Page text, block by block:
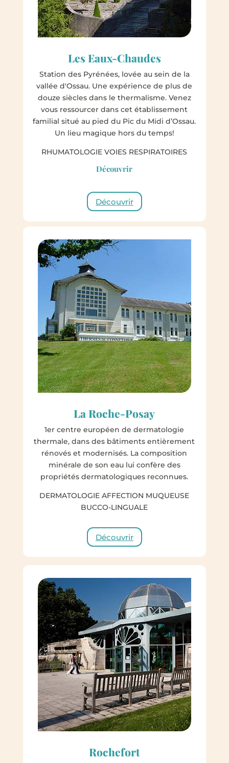
Les Eaux-Chaudes
Station des Pyrénées, lovée au sein de la
vallée d'Ossau. Une expérience de plus de
douze siècles dans le thermalisme. Venez
vous ressourcer dans cetétablissement
familial situé au pied du Pic du Midi d’Ossau.
Un lieu magique hors du temps!
RHUMATOLOGIE VOIES RESPIRATOIRES
Découvrir
Découvrir
La Roche-Posay
1er centre européen de dermatologie
thermale, dans des bâtiments entièrement
rénovés et modernisés. La composition
minérale de son eau lui confère des
propriétés dermatologiques reconnues.
DERMATOLOGIE AFFECTION MUQUEUSE
BUCCO-LINGUALE
Découvrir
Rochefort